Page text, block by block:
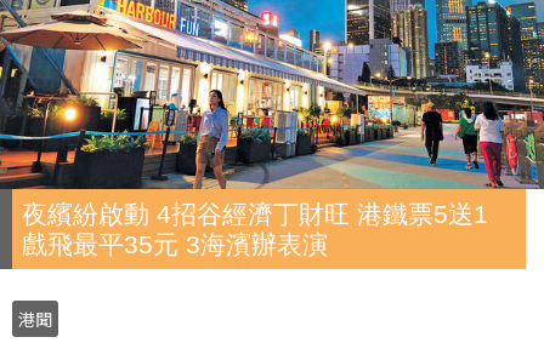
夜繽紛啟動 4招谷經濟丁財旺 港鐵票5送1
戲飛最平35元 3海濱辦表演
港聞